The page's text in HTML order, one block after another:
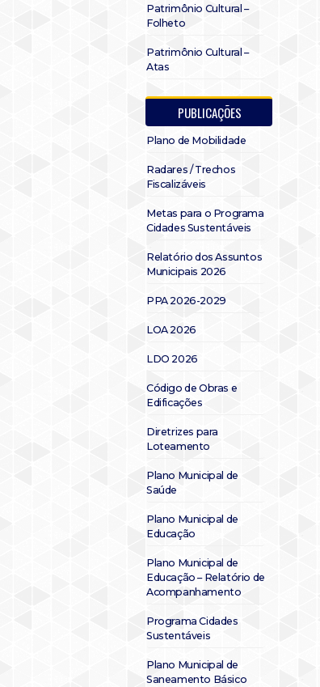
Patrimônio Cultural –
Folheto
Patrimônio Cultural –
Atas
PUBLICAÇÕES
Plano de Mobilidade
Radares / Trechos
Fiscalizáveis
Metas para o Programa
Cidades Sustentáveis
Relatório dos Assuntos
Municipais 2026
PPA 2026-2029
LOA 2026
LDO 2026
Código de Obras e
Edificações
Diretrizes para
Loteamento
Plano Municipal de
Saúde
Plano Municipal de
Educação
Plano Municipal de
Educação – Relatório de
Acompanhamento
Programa Cidades
Sustentáveis
Plano Municipal de
Saneamento Básico